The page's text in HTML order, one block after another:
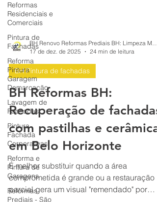
Reformas
Residenciais e
Comerciais
Pintura de
Fachadas
Reforma
Pintura
Garagem
Demarcação
Lavagem de
Fachadas
Pintura
Fachada
Corporativas
Reforma e
Pintura de
Garagens
Reformas
Prediais - São
17 de dez. de 2025
BH Pintura de fachadas
BH Reformas BH:
Recuperação de fachadas
com pastilhas e
em Belo Horizonte
É melhor substituir quando a área
comprometida é grande ou a restauração